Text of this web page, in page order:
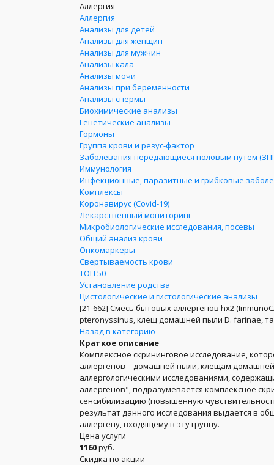
Аллергия
Аллергия
Анализы для детей
Анализы для женщин
Анализы для мужчин
Анализы кала
Анализы мочи
Анализы при беременности
Анализы спермы
Биохимические анализы
Генетические анализы
Гормоны
Группа крови и резус-фактор
Заболевания передающиеся половым путем
Иммунология
Инфекционные, паразитные и грибковые
Комплексы
Коронавирус (Covid-19)
Лекарственный мониторинг
Микробиологические исследования, посевы
Общий анализ крови
Онкомаркеры
Свертываемость крови
ТОП 50
Установление родства
Цистологические и гистологические анализы
[21-662] Смесь бытовых аллергенов hx2
pteronyssinus, клещ домашней пыли D. farinae,
Назад в категорию
Краткое описание
Комплексное скрининговое исследование,
аллергенов – домашней пыли, клещам
аллергологическими исследованиями,
аллергенов", подразумевается комплексное
сенсибилизацию (повышенную
результат данного исследования выдается в
аллергену, входящему в эту группу.
Цена услуги
1160руб.
Скидка по акции